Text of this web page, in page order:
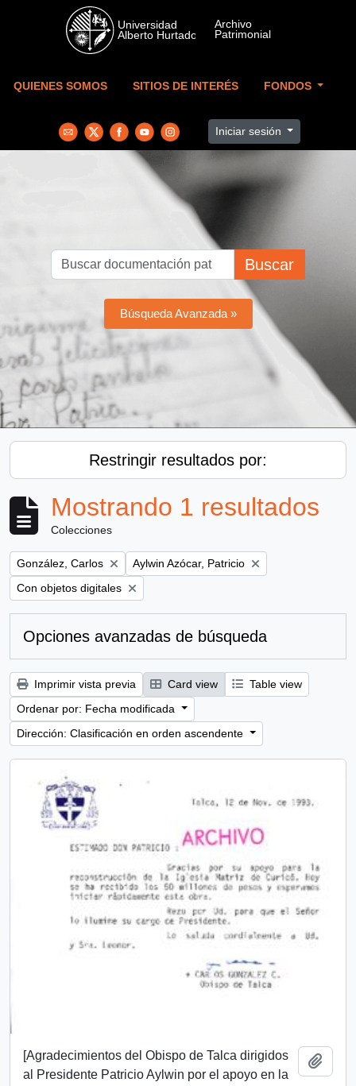
Skip to main content
QUIENES SOMOS SITIOS DE INTERÉS FONDOS
Iniciar sesión
Buscar
Búsqueda Avanzada »
Restringir resultados por:
Mostrando 1 resultados
Colecciones
Remove filter:
González, Carlos Remove filter:
Aylwin Azócar, Patricio
Remove filter:
Con objetos digitales
Opciones avanzadas de búsqueda
Imprimir vista previa Card view
Table view
Ordenar por: Fecha modificada
Dirección: Clasificación en orden ascendente
[Agradecimientos del Obispo de Talca dirigidos
al Presidente Patricio Aylwin por el apoyo en la